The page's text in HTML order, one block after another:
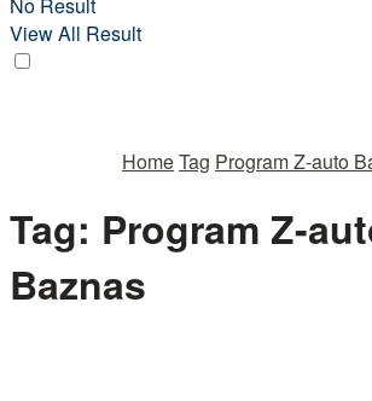
View All Result
HomeTag Program Z-auto
Tag: Program Z-
Baznas